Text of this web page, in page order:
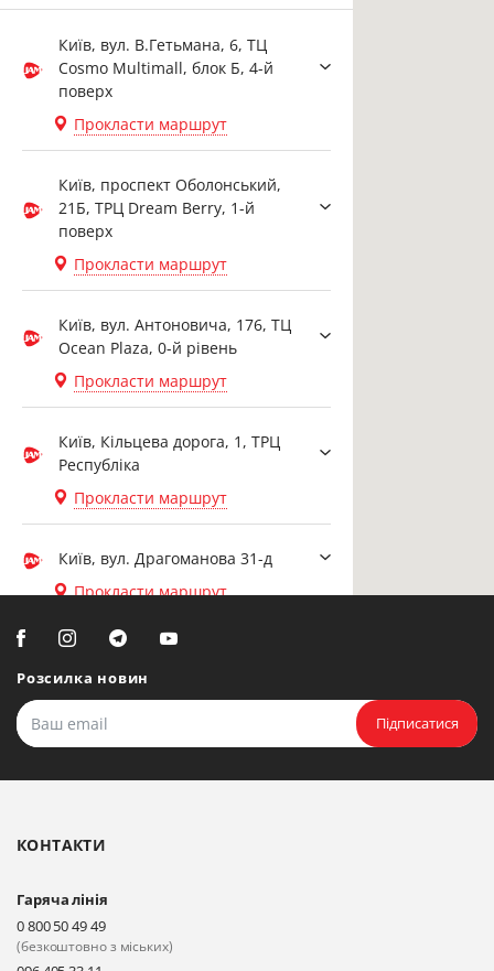
Київ, вул. В.Гетьмана, 6, ТЦ
Cosmo Multimall, блок Б, 4-й
поверх
Прокласти маршрут
Київ, проспект Оболонський,
21Б, ТРЦ Dream Berry, 1-й
поверх
Прокласти маршрут
Київ, вул. Антоновича, 176, ТЦ
Ocean Plaza, 0-й рівень
Прокласти маршрут
Київ, Кільцева дорога, 1, ТРЦ
Республіка
Прокласти маршрут
Київ, вул. Драгоманова 31-д
Прокласти маршрут
Біла Церква, вул. Ярослава
Мудрого, 20, офіс 108
Прокласти маршрут
Київ, вул. Драгоманова 31-д
Прокласти маршрут
Розсилка новин
Підписатися
КОНТАКТИ
Гаряча лінія
0 800 50 49 49
(безкоштовно з міських)